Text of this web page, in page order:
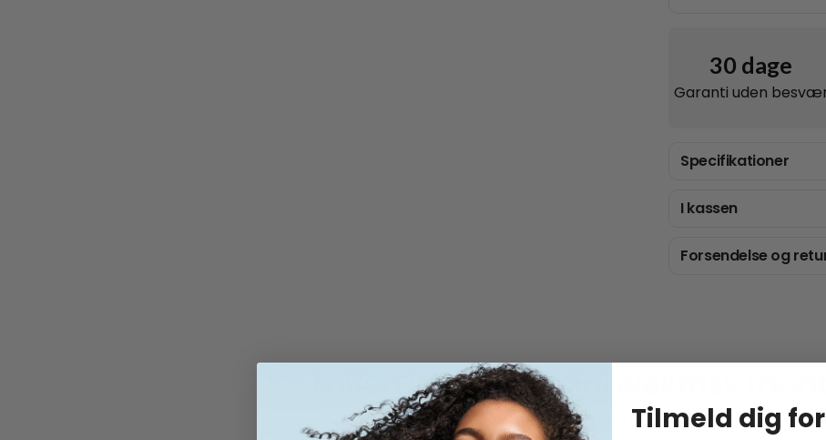
30 dage
Garanti uden
Specifikationer
I kassen
Forsendelse og
Laifen Wave Special elektrisk
Hyggelig børstning, luftige smil
Tilmeld dig for